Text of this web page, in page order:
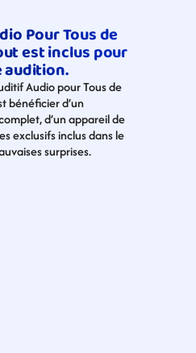
Pour Tous de
est inclus pour
Audio pour Tous de
bénéficier d’un
d’un appareil de
exclusifs inclus dans le
surprises.